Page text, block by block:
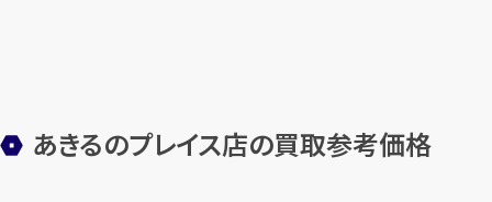
あきるのプレイス店の買取参考価格